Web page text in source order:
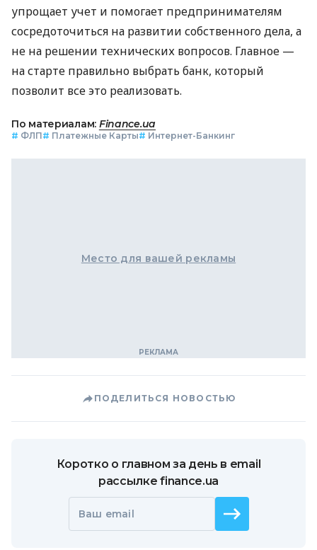
упрощает учет и помогает предпринимателям
сосредоточиться на развитии собственного дела, а
не на решении технических вопросов. Главное —
на старте правильно выбрать банк, который
позволит все это реализовать.
По материалам: Finance.ua
# ФЛП# Платежные Карты# Интернет-Банкинг
Место для вашей рекламы
ПОДЕЛИТЬСЯ НОВОСТЬЮ
Коротко о главном за день в email
рассылке finance.ua
Ваш email